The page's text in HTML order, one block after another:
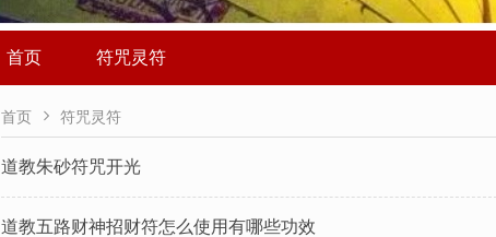
首页 符咒灵符
首页  符咒灵符
道教朱砂符咒开光
道教五路财神招财符怎么使用有哪些功效